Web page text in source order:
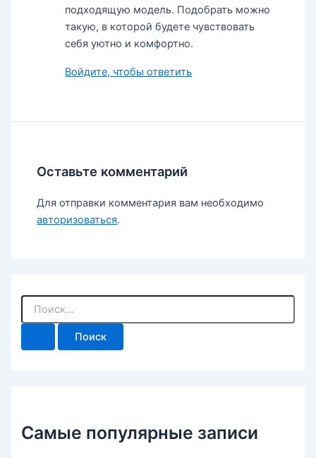
подходящую модель. Подобрать можно
такую, в которой будете чувствовать
себя уютно и комфортно.
Войдите, чтобы ответить
Оставьте комментарий
Для отправки комментария вам необходимо
авторизоваться.
П
и
Самые популярные записи